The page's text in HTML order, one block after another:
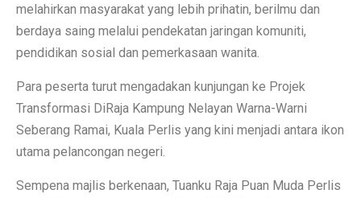
melahirkan masyarakat yang lebih prihatin, berilmu dan
berdaya saing melalui pendekatan jaringan komuniti,
pendidikan sosial dan pemerkasaan wanita.
Para peserta turut mengadakan kunjungan ke Projek
Transformasi DiRaja Kampung Nelayan Warna-Warni
Seberang Ramai, Kuala Perlis yang kini menjadi antara ikon
utama pelancongan negeri.
Sempena majlis berkenaan, Tuanku Raja Puan Muda Perlis